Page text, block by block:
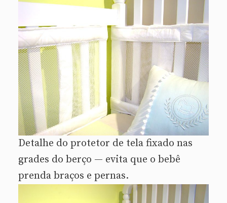
Detalhe do protetor de tela fixado nas
grades do berço — evita que o bebê
prenda braços e pernas.